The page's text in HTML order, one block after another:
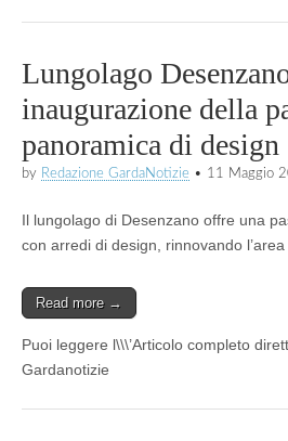
Lungolago
inaugurazione della
panoramica di design
by Redazione GardaNotizie • 11 Maggio
Il lungolago di Desenzano offre una
con arredi di design, rinnovando
Read more →
Puoi leggere l\\\’Articolo completo
Gardanotizie